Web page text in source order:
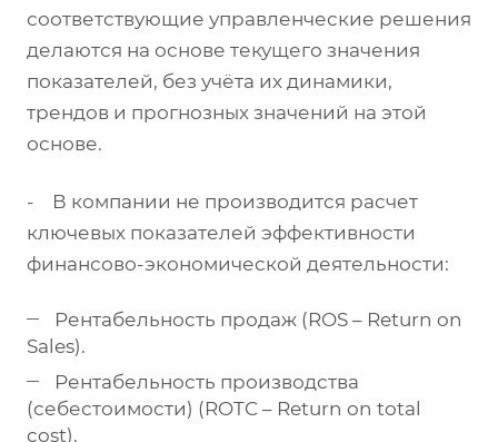
соответствующие управленческие решения
делаются на основе текущего значения
показателей, без учёта их динамики,
трендов и прогнозных значений на этой
основе.
- В компании не производится расчет
ключевых показателей эффективности
финансово-экономической деятельности:
Рентабельность продаж (ROS – Return on
Sales).
Рентабельность производства
(себестоимости) (ROTC – Return on total
cost).